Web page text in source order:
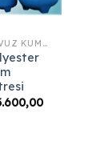
HAVUZ KUM FILTRELERI